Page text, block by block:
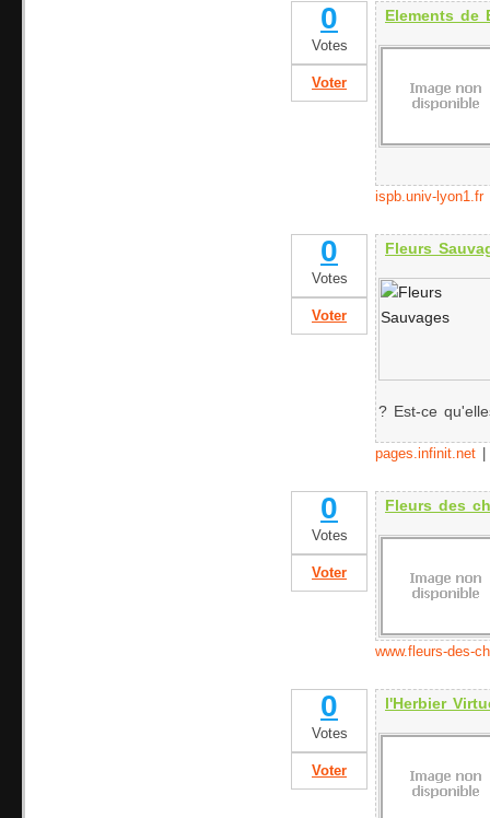
0
Votes
Voter
Elements de
ispb.univ-lyon1.fr
0
Votes
Voter
Fleurs
? Est-ce
pages.infinit.net
0
Votes
Voter
Fleurs des
www.fleurs-des-
0
Votes
Voter
l'Herbier